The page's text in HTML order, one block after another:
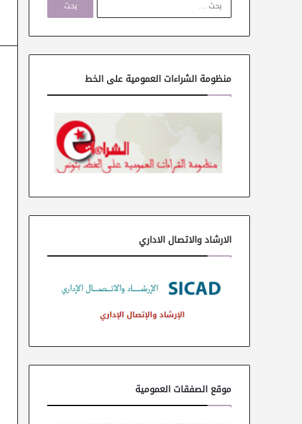
ح
ن
منظومة الشراءات العمومية على الخط
الارشاد والاتصال الاداري
موقع الصفقات العمومية